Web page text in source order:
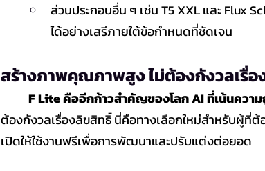
ส่วนประกอบอื่น ๆ เช่น T5 XXL และ Flux
ได้อย่างเสรีภายใต้ข้อกำหนดที่ชัดเจน
สร้างภาพคุณภาพสูง ไม่ต้องกังวลเรื่
F Lite คืออีกก้าวสำคัญของโลก AI ที่เน้นค
ต้องกังวลเรื่องลิขสิทธิ์ นี่คือทางเลือกใหม่สำหรับผู้ที่ต้
เปิดให้ใช้งานฟรีเพื่อการพัฒนาและปรับแต่งต่อยอด